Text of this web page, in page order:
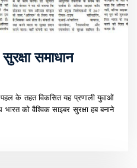
समाधान
पहल के तहत विकसित यह प्रणाली युवाओं
को वैश्विक साइबर सुरक्षा हब बनाने